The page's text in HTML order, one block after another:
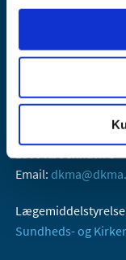
Axel Heides Gade 1
2300 København S
Email:
Sundheds- og